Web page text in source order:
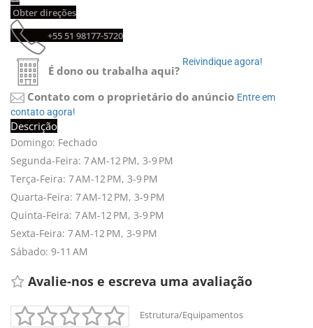
Obter direções
+55 51 98177-5720
É dono ou trabalha aqui?
Reivindique agora!
Contato com o proprietário do anúncio Entre em
contato agora!
Descrição
Domingo: Fechado
Segunda-Feira: 7 AM-12 PM, 3-9 PM
Terça-Feira: 7 AM-12 PM, 3-9 PM
Quarta-Feira: 7 AM-12 PM, 3-9 PM
Quinta-Feira: 7 AM-12 PM, 3-9 PM
Sexta-Feira: 7 AM-12 PM, 3-9 PM
Sábado: 9-11 AM
Avalie-nos e escreva uma avaliação
Estrutura/Equipamentos